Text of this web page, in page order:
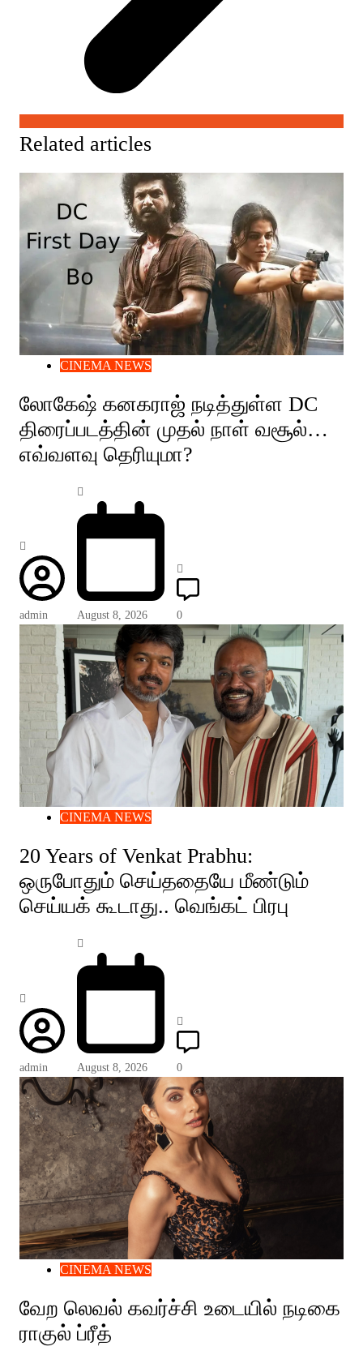
Related articles
CINEMA NEWS
லோகேஷ் கனகராஜ் நடித்துள்ள DC
திரைப்படத்தின் முதல் நாள் வசூல்…
எவ்வளவு தெரியுமா?
admin August 8, 2026 0
CINEMA NEWS
20 Years of Venkat Prabhu:
ஒருபோதும் செய்ததையே மீண்டும்
செய்யக் கூடாது.. வெங்கட் பிரபு
admin August 8, 2026 0
CINEMA NEWS
வேற லெவல் கவர்ச்சி உடையில் நடிகை
ராகுல் ப்ரீத்